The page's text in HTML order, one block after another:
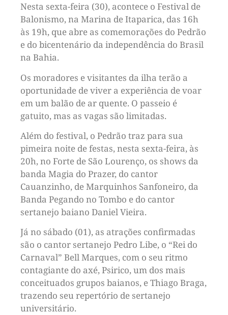
Nesta sexta-feira (30), acontece o Festival de
Balonismo, na Marina de Itaparica, das 16h
às 19h, que abre as comemorações do Pedrão
e do bicentenário da independência do Brasil
na Bahia.
Os moradores e visitantes da ilha terão a
oportunidade de viver a experiência de voar
em um balão de ar quente. O passeio é
gatuito, mas as vagas são limitadas.
Além do festival, o Pedrão traz para sua
pimeira noite de festas, nesta sexta-feira, às
20h, no Forte de São Lourenço, os shows da
banda Magia do Prazer, do cantor
Cauanzinho, de Marquinhos Sanfoneiro, da
Banda Pegando no Tombo e do cantor
sertanejo baiano Daniel Vieira.
Já no sábado (01), as atrações confirmadas
são o cantor sertanejo Pedro Libe, o “Rei do
Carnaval” Bell Marques, com o seu ritmo
contagiante do axé, Psirico, um dos mais
conceituados grupos baianos, e Thiago Braga,
trazendo seu repertório de sertanejo
universitário.